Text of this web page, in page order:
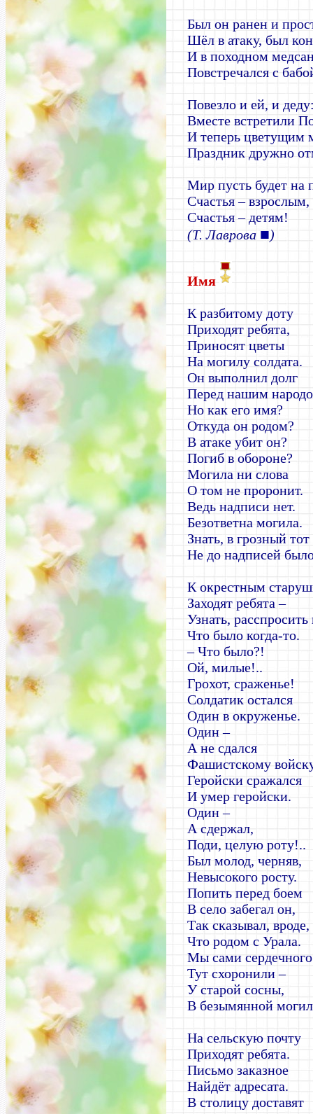
Был он ранен и
Шёл в атаку, был
И в походном
Повстречался с
Повезло и ей, и
Вместе встретили
И теперь цветущим
Праздник дружно
Мир пусть будет на
Счастья – взрослым,
Счастья – детям!
(Т. Лаврова ■)
Имя
К разбитому доту
Приходят ребята,
Приносят цветы
На могилу солдата.
Он выполнил долг
Перед нашим
Но как его имя?
Откуда он родом?
В атаке убит он?
Погиб в обороне?
Могила ни слова
О том не проронит.
Ведь надписи нет.
Безответна могила.
Знать, в грозный тот
Не до надписей
К окрестным
Заходят ребята –
Узнать, расспросить
Что было когда-то.
– Что было?!
Ой, милые!..
Грохот, сраженье!
Солдатик остался
Один в окруженье.
Один –
А не сдался
Фашистскому
Геройски сражался
И умер геройски.
Один –
А сдержал,
Поди, целую роту!..
Был молод, черняв,
Невысокого росту.
Попить перед боем
В село забегал он,
Так сказывал, вроде,
Что родом с Урала.
Мы сами сердечного
Тут схоронили –
У старой сосны,
В безымянной
На сельскую почту
Приходят ребята.
Письмо заказное
Найдёт адресата.
В столицу доставят